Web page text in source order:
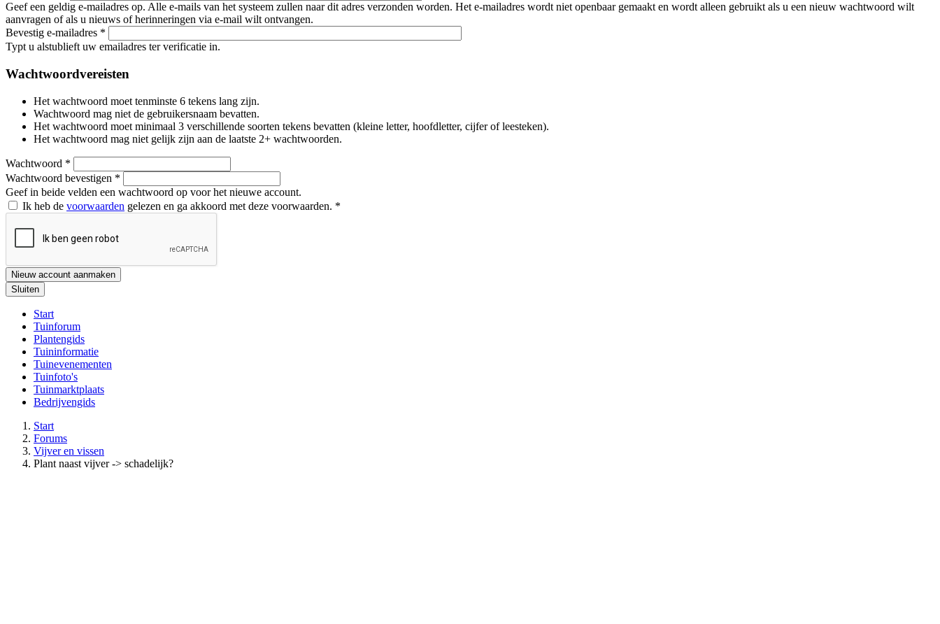
Geef een geldig e-mailadres op. Alle e-mails van het systeem zullen naar dit adres verzonden worden. Het e-mailadres wordt niet openbaar gemaakt en wordt alleen gebruikt als u een nieuw wachtwoord wilt
aanvragen of als u nieuws of herinneringen via e-mail wilt ontvangen.
Bevestig e-mailadres *
Typt u alstublieft uw emailadres ter verificatie in.
Wachtwoordvereisten
Het wachtwoord moet tenminste 6 tekens lang zijn.
Wachtwoord mag niet de gebruikersnaam bevatten.
Het wachtwoord moet minimaal 3 verschillende soorten tekens bevatten (kleine letter, hoofdletter, cijfer of leesteken).
Het wachtwoord mag niet gelijk zijn aan de laatste 2+ wachtwoorden.
Wachtwoord *
Wachtwoord bevestigen *
Geef in beide velden een wachtwoord op voor het nieuwe account.
Ik heb de voorwaarden gelezen en ga akkoord met deze voorwaarden. *
Nieuw account aanmaken
Sluiten
Start
Tuinforum
Plantengids
Tuininformatie
Tuinevenementen
Tuinfoto's
Tuinmarktplaats
Bedrijvengids
Start
Forums
Vijver en vissen
Plant naast vijver -> schadelijk?